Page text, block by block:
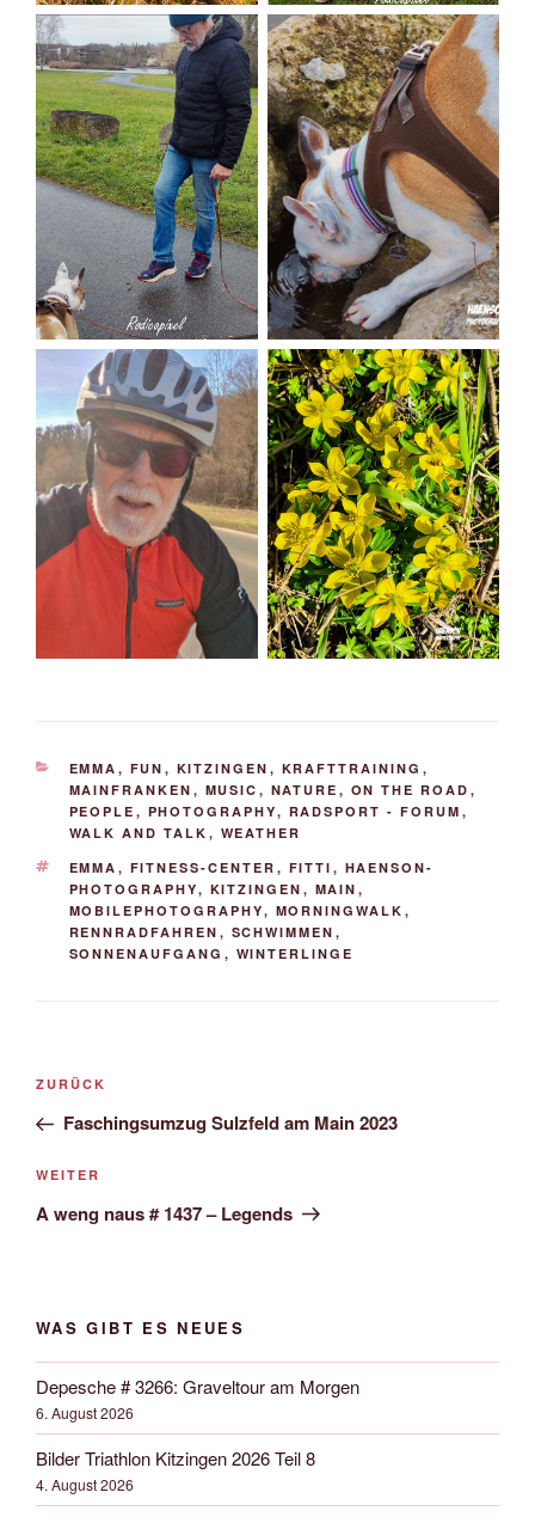
KATEGORIEN
EMMA , FUN , KITZINGEN , KRAFTTRAINING ,
MAINFRANKEN , MUSIC , NATURE , ON THE ROAD ,
PEOPLE , PHOTOGRAPHY, RADSPORT - FORUM ,
WALK AND TALK , WEATHER
SCHLAGWÖRTER
EMMA , FITNESS-CENTER , FITTI , HAENSON-
PHOTOGRAPHY, KITZINGEN , MAIN ,
MOBILEPHOTOGRAPHY, MORNINGWALK ,
RENNRADFAHREN , SCHWIMMEN ,
SONNENAUFGANG , WINTERLINGE
Beitrags-
Vorheriger
Beitrag
ZURÜCK
Faschingsumzug Sulzfeld am Main 2023
Nächster
Beitrag
WEITER
A weng naus # 1437 – Legends
WAS GIBT ES NEUES
Depesche # 3266: Graveltour am Morgen
6. August 2026
Bilder Triathlon Kitzingen 2026 Teil 8
4. August 2026